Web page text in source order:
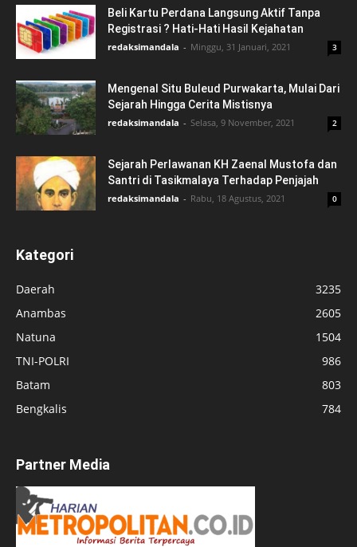
Beli Kartu Perdana Langsung Aktif Tanpa
Registrasi ? Hati-Hati Hasil Kejahatan
redaksimandala - Minggu, 31 Januari, 2021 3
Mengenal Situ Buleud Purwakarta, Mulai Dari
Sejarah Hingga Cerita Mistisnya
redaksimandala - Selasa, 9 November, 2021 2
Sejarah Perlawanan KH Zaenal Mustofa dan
Santri di Tasikmalaya Terhadap Penjajah
redaksimandala - Rabu, 18 Agustus, 2021 0
Kategori
Daerah
3235
Anambas
2605
Natuna
1504
TNI-POLRI
986
Batam
803
Bengkalis
784
Partner Media